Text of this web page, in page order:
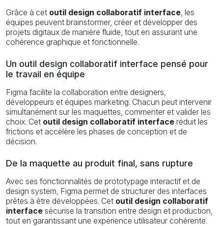
Grâce à cet outil design collaboratif interface , les
équipes peuvent brainstormer, créer et développer des
projets digitaux de manière fluide, tout en assurant une
cohérence graphique et fonctionnelle.
Un outil design collaboratif interface pensé pour
le travail en équipe
Figma facilite la collaboration entre designers,
développeurs et équipes marketing. Chacun peut intervenir
simultanément sur les maquettes, commenter et valider les
choix. Cet outil design collaboratif interface réduit les
frictions et accélère les phases de conception et de
décision.
De la maquette au produit final, sans rupture
Avec ses fonctionnalités de prototypage interactif et de
design system, Figma permet de structurer des interfaces
prêtes à être développées. Cet outil design collaboratif
interface sécurise la transition entre design et production,
tout en garantissant une expérience utilisateur cohérente.